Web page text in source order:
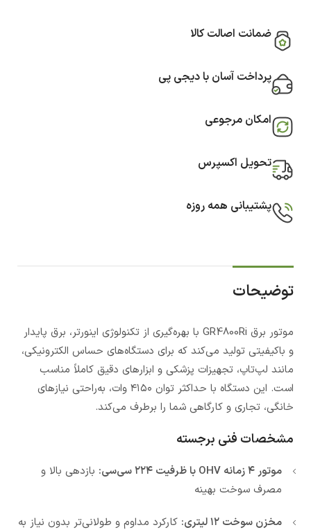
ضمانت اصالت کالا
پرداخت آسان با دیجی پی
امکان مرجوعی
تحویل اکسپرس
پشتیبانی همه روزه
توضیحات
موتور برق GR4800Ri با بهره‌گیری از تکنولوژی اینورتر، برق پایدار
و باکیفیتی تولید می‌کند که برای دستگاه‌های حساس الکترونیکی،
مانند لپ‌تاپ، تجهیزات پزشکی و ابزارهای دقیق کاملاً مناسب
است. این دستگاه با حداکثر توان ۴۱۵۰ وات، به‌راحتی نیازهای
خانگی، تجاری و کارگاهی شما را برطرف می‌کند.
مشخصات فنی برجسته
موتور ۴ زمانه OHV با ظرفیت ۲۲۴ سی‌سی:
بازدهی بالا و
مصرف سوخت بهینه
مخزن سوخت ۱۲ لیتری:
کارکرد مداوم و طولانی‌تر بدون نیاز به